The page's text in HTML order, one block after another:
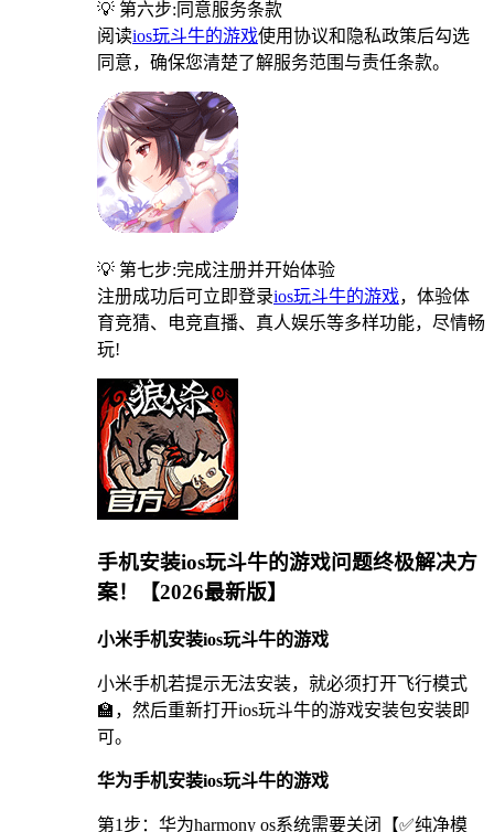
💡 第六步:同意服务条款
阅读ios玩斗牛的游戏使用协议和隐私政策后勾选
同意，确保您清楚了解服务范围与责任条款。
💡 第七步:完成注册并开始体验
注册成功后可立即登录ios玩斗牛的游戏，体验体
育竞猜、电竞直播、真人娱乐等多样功能，尽情畅
玩!
手机安装ios玩斗牛的游戏问题终极解决方
案！【2026最新版】
小米手机安装ios玩斗牛的游戏
小米手机若提示无法安装，就必须打开飞行模式
🏫，然后重新打开ios玩斗牛的游戏安装包安装即
可。
华为手机安装ios玩斗牛的游戏
第1步：华为harmony os系统需要关闭【✅纯净模